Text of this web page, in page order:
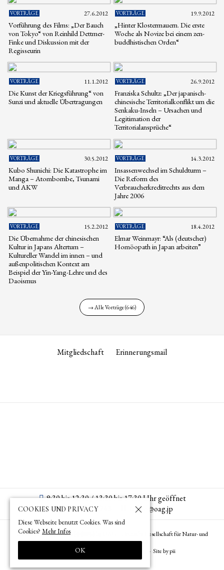
VORTRÄGE 27.6.2012
Vorführung des Films: „Der Bauch
von Tokyo“ von Reinhild Dettmer-
Finke und Diskussion mit der
Regisseurin
VORTRÄGE 19.9.2012
„Hinter Klostermauern. Die erste
Woche als Novize bei einem zen-
buddhistischen Orden“
VORTRÄGE 11.1.2012
Die Kunst der Kriegsführung“ von
Sunzi und aktuelle Übertragungen
VORTRÄGE 26.9.2012
Franziska Schultz: „Der japanisch-
chinesische Territorialkonflikt um die
Senkaku-Inseln – Ursachen und
Legitimation der
Territorialansprüche“
VORTRÄGE 30.5.2012
Kubo Shunichi: Die Katastrophe im
Manga – Atombombe, Tsunami
und AKW
VORTRÄGE 14.3.2012
Insassenwechsel im Schuldturm –
Die Reform des
Verbraucherkreditrechts aus dem
Jahre 2006
VORTRÄGE 15.2.2012
Die Übernahme der chinesischen
Kultur in Japans Altertum –
Kultureller Wandel im innen – und
außenpolitischen Kontext am
Beispiel der Yin-Yang-Lehre und des
Daoismus
VORTRÄGE 18.4.2012
Elmar Weinmayr: “Als (deutscher)
Homöopath in Japan arbeiten”
→ Alle Vorträge (646)
Mitgliedschaft Erinnerungsmail
9:30 bis 12:30 / 13:30 bis 17:30 Uhr geöffnet
+813 3582 7743
tokyo­@­oag­.­jp
© 1873 (明治6年) – 2026 (
) by OAG – Deutsche Gesellschaft für Natur- und
Völkerkunde Ostasiens (Tokyo)
Impressum
Site by pii
COOKIES UND PRIVACY
Diese Webseite benutzt Cookies. Was sind
Cookies? Mehr Infos
OK